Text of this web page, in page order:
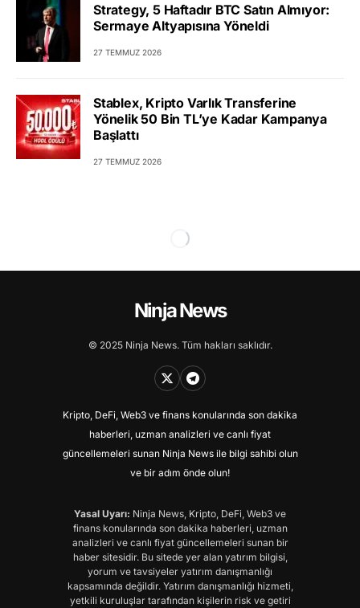
Strategy, 5 Haftadır BTC Satın Almıyor:
Sermaye Altyapısına Yöneldi
27 TEMMUZ 2026
Stablex, Kripto Varlık Transferine
Yönelik 50 Bin TL’ye Kadar Kampanya
Başlattı
27 TEMMUZ 2026
Ninja News
© 2025 Ninja News. Tüm hakları saklıdır.
Kripto, DeFi, Web3 ve finans konularında son dakika
haberleri, uzman analizleri ve canlı fiyat
güncellemeleri sunan Ninja News ile bilgi sahibi olun
ve bir adım önde olun!
Yasal Uyarı: Ninja News, Kripto, DeFi, Web3 ve
finans konularında son dakika haberleri, uzman
analizleri ve canlı fiyat güncellemeleri sunan bir
haber sitesidir. Bu sitede yer alan yatırım bilgisi,
yorum ve tavsiyeler yatırım danışmanlığı
kapsamında değildir. Yatırım danışmanlığı hizmeti,
yetkili kuruluşlar tarafından kişilerin risk ve getiri